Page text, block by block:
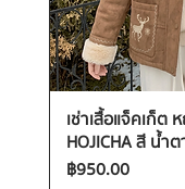
เช่าเสื้อแจ็คเก็ต
HOJICHA สี น้ำ
ราคา
฿950.00